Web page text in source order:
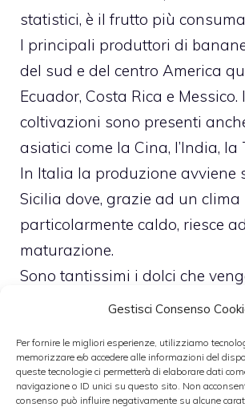
Gestisci Consenso
Per fornire le migliori esperienze, utilizziamo
memorizzare e/o accedere alle informazioni del
queste tecnologie ci permetterà di elaborare dati
navigazione o ID unici su questo sito. Non
consenso può influire negativamente su alcune
statistici, è il frutto più
I principali produttori di
del sud e del centro America
Ecuador, Costa Rica e
coltivazioni sono presenti
asiatici come la Cina, l’India,
In Italia la produzione avviene
Sicilia dove, grazie ad un clima
particolarmente caldo, riesce
maturazione.
Sono tantissimi i dolci che
preparati con la banana, come i
più buoni e semplici da
leBanane Caramellate.